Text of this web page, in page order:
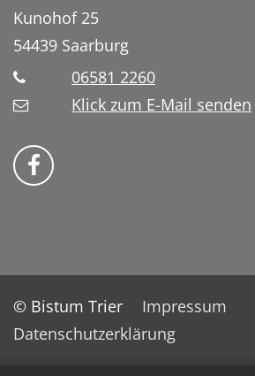
Kunohof 25
54439 Saarburg
06581 2260
Klick zum E-Mail senden
Bistum Trier auf Facebook
© Bistum Trier
Impressum
Datenschutzerklärung